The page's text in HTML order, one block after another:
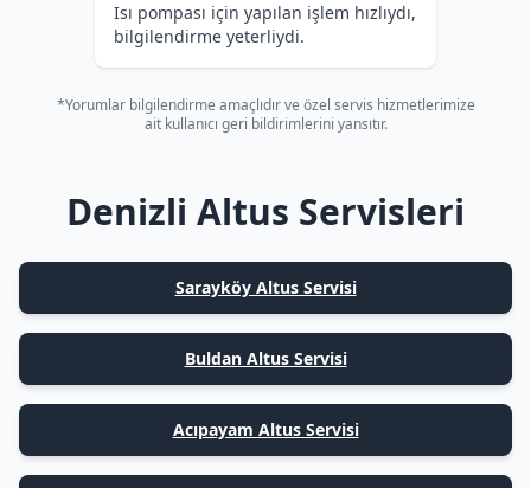
Isı pompası için yapılan işlem hızlıydı,
bilgilendirme yeterliydi.
*Yorumlar bilgilendirme amaçlıdır ve özel servis hizmetlerimize
ait kullanıcı geri bildirimlerini yansıtır.
Denizli Altus Servisleri
Sarayköy Altus Servisi
Buldan Altus Servisi
Acıpayam Altus Servisi